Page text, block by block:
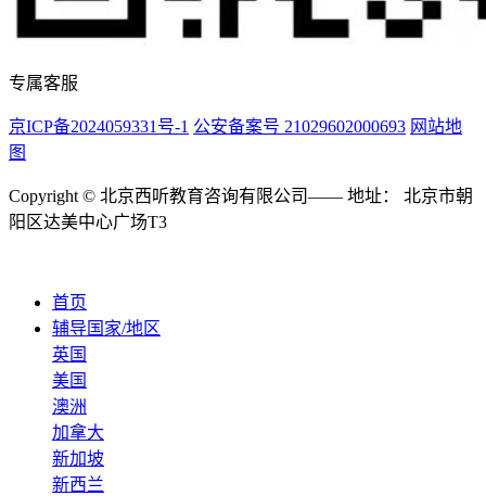
专属客服
京ICP备2024059331号-1 公安备案号 21029602000693 网站地
图
Copyright © 北京西听教育咨询有限公司—— 地址： 北京市朝
阳区达美中心广场T3
首页
辅导国家/地区
英国
美国
澳洲
加拿大
新加坡
新西兰